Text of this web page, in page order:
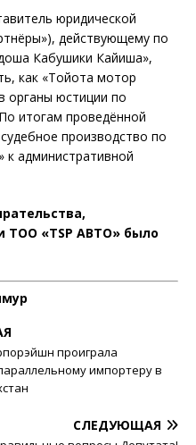
юридической
действующему по
Кабушики Кайиша»,
как «Тойота мотор
органы юстиции по
итогам проведённой
производство по
административной
ТОО «TSP АВТО» было
проиграла
импортеру в
СЛЕДУЮЩАЯ